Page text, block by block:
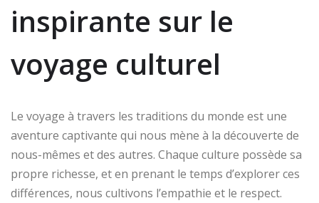
inspirante sur le
voyage culturel
Le voyage à travers les traditions du monde est une
aventure captivante qui nous mène à la découverte de
nous-mêmes et des autres. Chaque culture possède sa
propre richesse, et en prenant le temps d’explorer ces
différences, nous cultivons l’empathie et le respect.